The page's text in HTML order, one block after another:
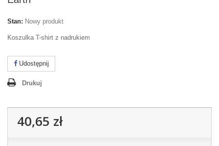
Stan: Nowy produkt
Koszulka T-shirt z nadrukiem
Udostępnij
Drukuj
40,65 zł